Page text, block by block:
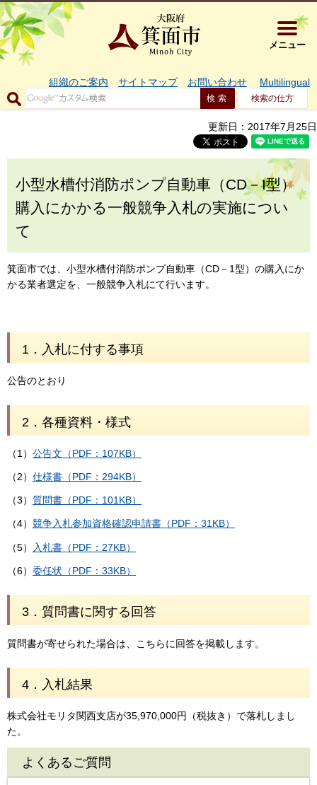
大阪府箕
メニュー
組織のご案内 サイトマップ お問い合わせ Multilingual
検索の仕方
更新日：2017年7月25日
小型水槽付消防ポンプ自動車（CD－I型）
購入にかかる一般競争入札の実施につい
て
箕面市では、小型水槽付消防ポンプ自動車（CD－1型）の購入にか
かる業者選定を、一般競争入札にて行います。
1．入札に付する事項
公告のとおり
2．各種資料・様式
（1） 公告文（PDF：107KB）
（2） 仕様書（PDF：294KB）
（3） 質問書（PDF：101KB）
（4） 競争入札参加資格確認申請書（PDF：31KB）
（5） 入札書（PDF：27KB）
（6） 委任状（PDF：33KB）
3．質問書に関する回答
質問書が寄せられた場合は、こちらに回答を掲載します。
4．入札結果
株式会社モリタ関西支店が35,970,000円（税抜き）で落札しまし
た。
よくあるご質問